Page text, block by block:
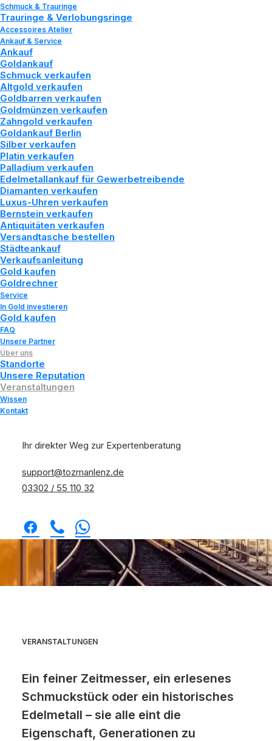
Schmuck & Trauringe
Trauringe & Verlobungsringe
Accessoires Atelier
Ankauf & Service
Ankauf
Goldankauf
Schmuck verkaufen
Altgold verkaufen
Goldbarren verkaufen
Goldmünzen verkaufen
Zahngold verkaufen
Goldankauf Berlin
Silber verkaufen
Platin verkaufen
Palladium verkaufen
Edelmetallankauf für Gewerbetreibende
Diamanten verkaufen
Luxus-Uhren verkaufen
Bernstein verkaufen
Antiquitäten verkaufen
Versandtasche bestellen
Städteankauf
Verkaufsanleitung
Gold kaufen
Goldrechner
Service
In Gold investieren
Gold kaufen
FAQ
Unsere Partner
Über uns
Standorte
Unsere Reputation
Veranstaltungen
Wissen
Kontakt
Ihr direkter Weg zur Expertenberatung
support@tozmanlenz.de
03302 / 55 110 32
Begegnungen
und bleibende
Werte
Das gesellschaftliche
Engagement von Tozman &
Lenz.
VERANSTALTUNGEN
Ein feiner Zeitmesser, ein erlesenes
Schmuckstück oder ein historisches
Edelmetall – sie alle eint die
Eigenschaft, Generationen zu